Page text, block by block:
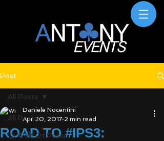
Post
All Posts
🐺 Wolf Of Poker
All Posts
ROAD TO #IPS3:
Daniele Nocentini
Apr 20, 2017 2 min read